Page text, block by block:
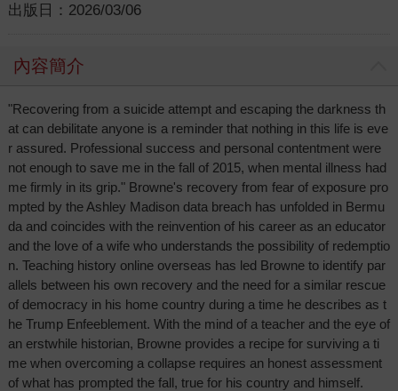
出版日： 2026/03/06
內容簡介
"Recovering from a suicide attempt and escaping the darkness th
at can debilitate anyone is a reminder that nothing in this life is eve
r assured. Professional success and personal contentment were
not enough to save me in the fall of 2015, when mental illness had
me firmly in its grip." Browne's recovery from fear of exposure pro
mpted by the Ashley Madison data breach has unfolded in Bermu
da and coincides with the reinvention of his career as an educator
and the love of a wife who understands the possibility of redemptio
n. Teaching history online overseas has led Browne to identify par
allels between his own recovery and the need for a similar rescue
of democracy in his home country during a time he describes as t
he Trump Enfeeblement. With the mind of a teacher and the eye of
an erstwhile historian, Browne provides a recipe for surviving a ti
me when overcoming a collapse requires an honest assessment
of what has prompted the fall, true for his country and himself.